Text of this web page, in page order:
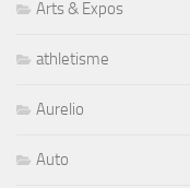
Arts & Expos
athletisme
Aurelio
Auto